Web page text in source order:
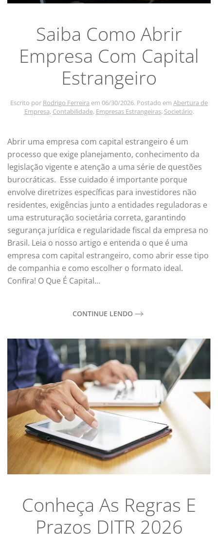
Saiba Como Abrir
Empresa Com Capital
Estrangeiro
Escrito por Rodrigo Ferreira em 06/30/2026. Postado em Abertura de
Empresa, Contabilidade, Empresas Estrangeiras, Societário.
Abrir uma empresa com capital estrangeiro é um
processo que exige planejamento, conhecimento da
legislação vigente e atenção a uma série de questões
burocráticas. Esse cuidado é importante porque
envolve diretrizes específicas para investidores não
residentes, exigências junto a entidades reguladoras e
uma estruturação societária correta, garantindo
segurança jurídica e regularidade fiscal da empresa no
Brasil. Leia o nosso artigo e entenda o que é uma
empresa com capital estrangeiro, como abrir esse tipo
de companhia e como escolher o formato ideal.
Confira! O Que É Capital...
CONTINUE LENDO
Conheça As Regras E
Prazos DITR 2026